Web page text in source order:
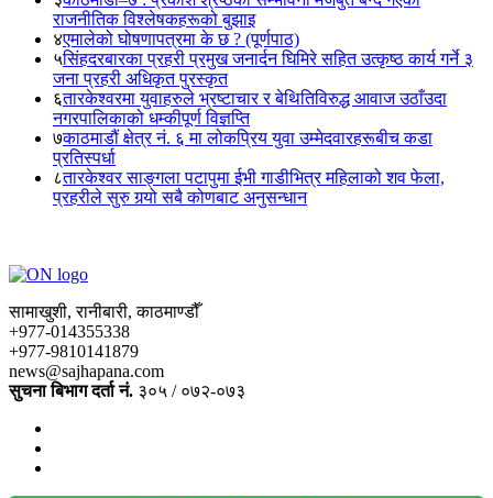
राजनीतिक विश्लेषकहरूको बुझाइ
४एमालेको घोषणापत्रमा के छ ? (पूर्णपाठ)
५सिंहदरबारका प्रहरी प्रमुख जनार्दन घिमिरे सहित उत्कृष्ठ कार्य गर्ने ३
जना प्रहरी अधिकृत पुरस्कृत
६तारकेश्वरमा युवाहरुले भ्रष्टाचार र बेथितिविरुद्ध आवाज उठाँउदा
नगरपालिकाको धम्कीपूर्ण विज्ञप्ति
७काठमाडौं क्षेत्र नं. ६ मा लोकप्रिय युवा उम्मेदवारहरूबीच कडा
प्रतिस्पर्धा
८तारकेश्वर साङ्गला पटापुमा ईभी गाडीभित्र महिलाको शव फेला,
प्रहरीले सुरु गर्‍यो सबै कोणबाट अनुसन्धान
सामाखुशी, रानीबारी, काठमाण्डौँ
+977-014355338
+977-9810141879
news@sajhapana.com
सुचना बिभाग दर्ता नं. ३०५ / ०७२-०७३